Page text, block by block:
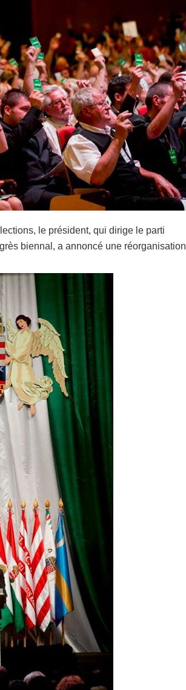
le président, qui dirige le parti
biennal, a annoncé une réorganisation